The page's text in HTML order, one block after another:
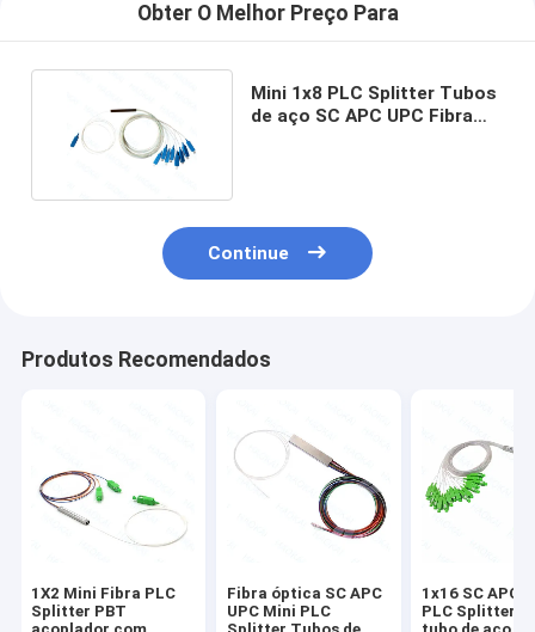
Obter O Melhor Preço Para
Mini 1x8 PLC Splitter Tubos
de aço SC APC UPC Fibra
Continue
Produtos Recomendados
1X2 Mini Fibra PLC
Splitter PBT
Fibra óptica SC APC
UPC Mini PLC
1x16 SC APC
PLC Splitter